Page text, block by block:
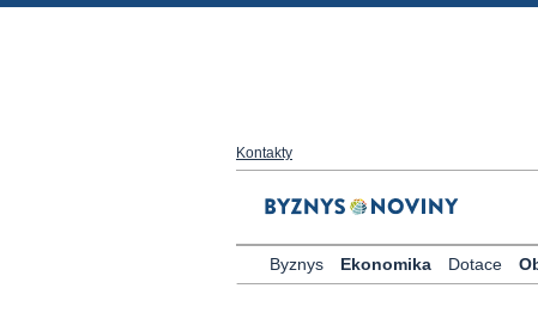
Kontakty
Byznys Ekonomika Dotace